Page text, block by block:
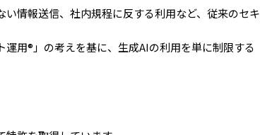
情報送信、社内規程に反する利用など、従来のセキ
用®」の考えを基に、生成AIの利用を単に制限する